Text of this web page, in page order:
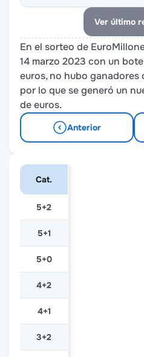
Ver último
En el sorteo de
14 marzo 2023 con un
euros, no hubo ganadores
por lo que se generó un
de euros.
Anterior
Cat.
5+2
5+1
5+0
4+2
4+1
3+2